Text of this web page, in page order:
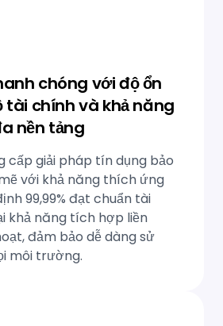
chóng với độ ổn
tài chính và khả năng
nền tảng
cấp giải pháp tín dụng bảo
với khả năng thích ứng
99,99% đạt chuẩn tài
khả năng tích hợp liền
đảm bảo dễ dàng sử
môi trường.